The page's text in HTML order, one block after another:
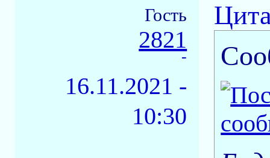
Гость
2821
-
16.11.2021 -
10:30